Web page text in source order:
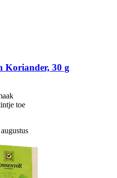
Koriander, 30 g
toe